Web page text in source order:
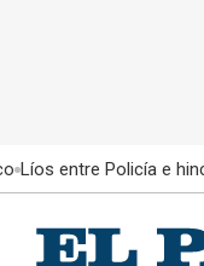
Líos entre Policía e